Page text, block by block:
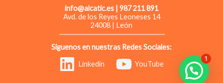
info@alcatic.es | 987 211 891
Avd. de los Reyes Leoneses 14
24008 | León
Síguenos en nuestras Redes Sociales:
Linkedin
YouTube
1